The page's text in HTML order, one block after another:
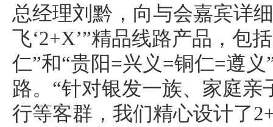
总经理刘黔，向与会嘉宾详
飞‘2+X’”精品线路产品，包
仁”和“贵阳=兴义=铜仁=遵
路。“针对银发一族、家庭亲
行等客群，我们精心设计了